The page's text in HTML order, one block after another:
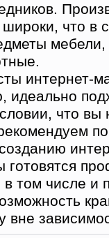
широки, что в
интернет-
идеально
что вы
готовятся
в том числе
вне